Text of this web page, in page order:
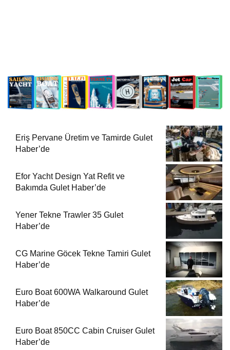
Eriş Pervane Üretim ve Tamirde Gulet
Haber’de
Efor Yacht Design Yat Refit ve
Bakımda Gulet Haber’de
Yener Tekne Trawler 35 Gulet
Haber’de
CG Marine Göcek Tekne Tamiri Gulet
Haber’de
Euro Boat 600WA Walkaround Gulet
Haber’de
Euro Boat 850CC Cabin Cruiser Gulet
Haber’de